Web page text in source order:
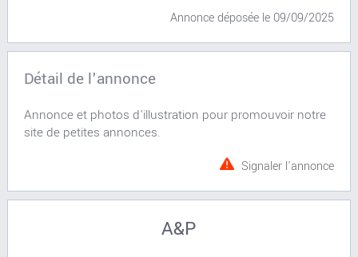
Annonce déposée le 09/09/2025
Détail de l'annonce
Annonce et photos d'illustration pour promouvoir notre
site de petites annonces.
Signaler l'annonce
A&P